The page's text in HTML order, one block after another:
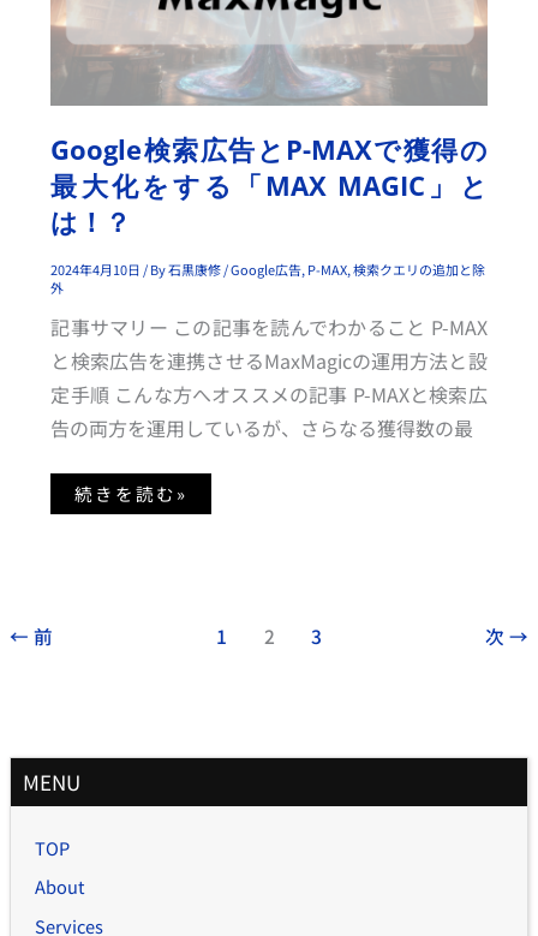
Google検索広告とP-MAXで獲得の
最大化をする「MAX MAGIC」と
は！？
2024年4月10日/ By石黒康修/Google広告,P-MAX,検索クエリの追加と除
外
記事サマリー この記事を読んでわかること P-MAX
と検索広告を連携させるMaxMagicの運用方法と設
定手順 こんな方へオススメの記事 P-MAXと検索広
告の両方を運用しているが、さらなる獲得数の最
と
P
A
獲
得
の
最
大
化
す
A
X
M
A
G
I
C」
と
続きを読む»
← 前 1 2 3 次→
MENU
TOP
About
Services
月
別
記
事